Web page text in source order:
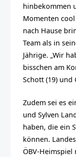
hinbekommen
Momenten
nach Hause
Team als in
Jährige. „Wir
bisschen am
Schott (19) und
Zudem sei es
und Sylven
haben, die ein
können.
ÖBV-Heimspiel